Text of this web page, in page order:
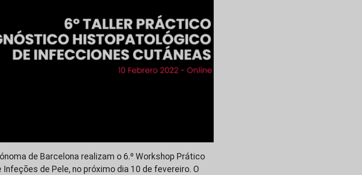
de Barcelona realizam o 6.º Workshop Prático
de Pele, no próximo dia 10 de fevereiro. O